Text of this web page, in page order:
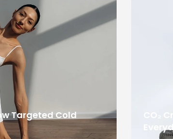
Targeted Cold
CO₂